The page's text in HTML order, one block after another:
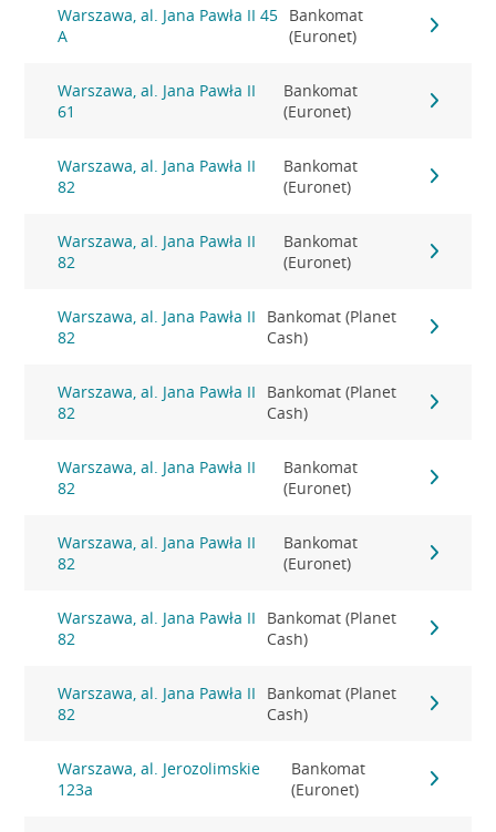
Warszawa, al. Jana Pawła II 45
A
Bankomat
(Euronet)
Warszawa, al. Jana Pawła II
61
Bankomat
(Euronet)
Warszawa, al. Jana Pawła II
82
Bankomat
(Euronet)
Warszawa, al. Jana Pawła II
82
Bankomat
(Euronet)
Warszawa, al. Jana Pawła II
82
Bankomat (Planet
Cash)
Warszawa, al. Jana Pawła II
82
Bankomat (Planet
Cash)
Warszawa, al. Jana Pawła II
82
Bankomat
(Euronet)
Warszawa, al. Jana Pawła II
82
Bankomat
(Euronet)
Warszawa, al. Jana Pawła II
82
Bankomat (Planet
Cash)
Warszawa, al. Jana Pawła II
82
Bankomat (Planet
Cash)
Warszawa, al. Jerozolimskie
123a
Bankomat
(Euronet)